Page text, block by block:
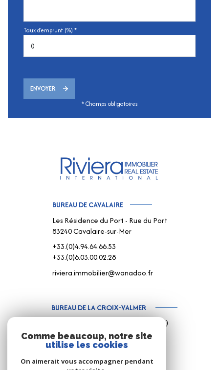
Taux d'emprunt (%) *
ENVOYER
* Champs obligatoires
BUREAU DE CAVALAIRE
Les Résidence du Port - Rue du Port
83240 Cavalaire-sur-Mer
+33.(0)4.94.64.66.53
+33.(0)6.03.00.02.28
riviera.immobilier@wanadoo.fr
BUREAU DE LA CROIX-VALMER
187 Rue Louis Martin ( Rue centrale )
83420 La Croix-Valmer
+33.(0)4.94.79.59.18
+33.(0)6.15.75.38.65
Comme beaucoup, notre site
utilise les cookies
On aimerait vous accompagner pendant